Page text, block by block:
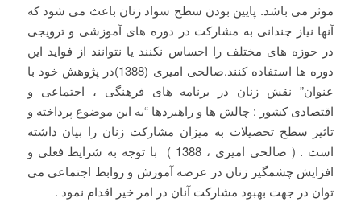
موثر می باشد. پایین بودن سطح سواد زنان باعث می شود که
آنها نیاز چندانی به مشارکت در دوره های آموزشی و ترویجی
در حوزه های مختلف را احساس نکنند یا نتوانند از فواید این
دوره ها استفاده کنند.صالحی امیری (1388)در پژوهش خود با
عنوان” نقش زنان در برنامه های فرهنگی ، اجتماعی و
اقتصادی کشور : چالش ها و راهبردها “به این موضوع پرداخته و
تاثیر سطح تحصیلات به میزان مشارکت زنان را بیان داشته
است . ( صالحی امیری ، 1388 ) با توجه به شرایط فعلی و
افزایش چشمگیر زنان در عرصه آموزش و روابط اجتماعی می
توان در جهت بهبود مشارکت آنان در امر خیر اقدام نمود .